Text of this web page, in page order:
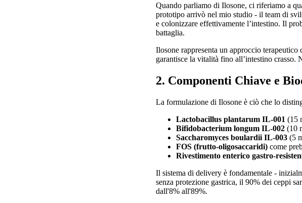
Quando parliamo di Ilosone, ci riferiamo a
prototipo arrivò nel mio studio - il team di
e colonizzare effettivamente l’intestino. Il
battaglia.
Ilosone rappresenta un approccio
garantisce la vitalità fino all’intestino
2. Componenti Chiave e
La formulazione di Ilosone è ciò che lo
Lactobacillus plantarum IL-001 (15
Bifidobacterium longum IL-002 (10
Saccharomyces boulardii IL-003 (5
FOS (frutto-oligosaccaridi) come
Rivestimento enterico gastro-
Il sistema di delivery è fondamentale -
senza protezione gastrica, il 90% dei ceppi
dall'8% all'89%.